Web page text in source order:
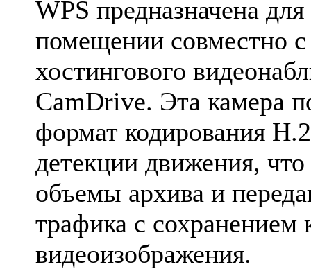
WPS предназначена
помещении совместно
хостингового
CamDrive. Эта камера
формат кодирования
детекции движения,
объемы архива и
трафика с сохранением
видеоизображения.